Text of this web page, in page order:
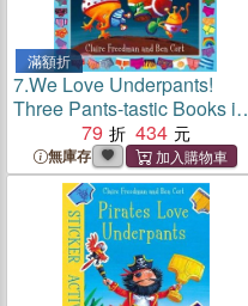
滿額折
7.We Love Underpants!
Three Pants-tastic Books in
79 434
無庫存